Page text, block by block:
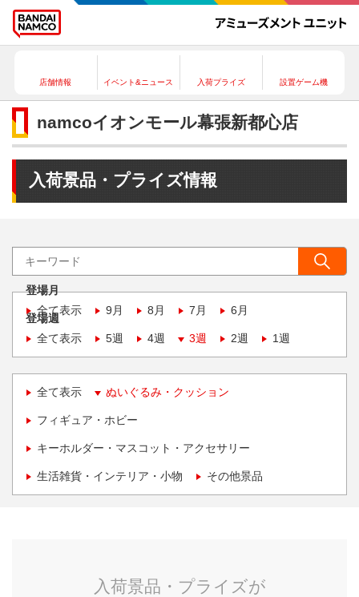
店舗情報 イベント&ニュース 入荷プライズ 設置ゲーム機
namcoイオンモール幕張新都心店
入荷景品・プライズ情報
登場月
全て表示
9月 8月 7月 6月
登場週
全て表示
5週 4週 3週 2週 1週
全て表示 ぬいぐるみ・クッション
フィギュア・ホビー
キーホルダー・マスコット・アクセサリー
生活雑貨・インテリア・小物 その他景品